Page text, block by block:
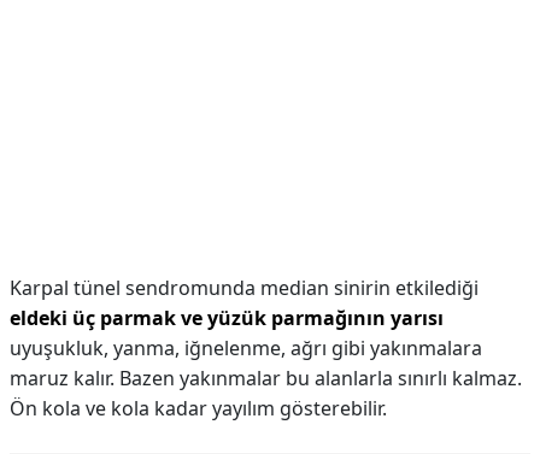
Karpal tünel sendromunda median sinirin etkilediği
eldeki üç parmak ve yüzük parmağının yarısı
uyuşukluk, yanma, iğnelenme, ağrı gibi yakınmalara
maruz kalır. Bazen yakınmalar bu alanlarla sınırlı kalmaz.
Ön kola ve kola kadar yayılım gösterebilir.